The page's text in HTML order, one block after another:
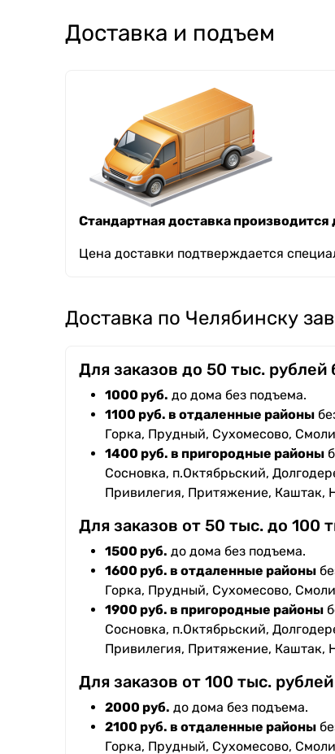
Доставка и подъем
Стандартная доставка
Цена доставки подтверждается
Доставка по Челябинску
Для заказов до 50 тыс. рублей
1000 руб. до дома без подъема.
1100 руб. в отдаленные районы
Горка, Прудный, Сухомесово,
1400 руб. в пригородные районы
Сосновка, п.Октябрьский,
Привилегия, Притяжение, Каштак,
Для заказов от 50 тыс. до 100
1500 руб. до дома без подъема.
1600 руб. в отдаленные районы
Горка, Прудный, Сухомесово,
1900 руб. в пригородные районы
Сосновка, п.Октябрьский,
Привилегия, Притяжение, Каштак,
Для заказов от 100 тыс.
2000 руб. до дома без подъема.
2100 руб. в отдаленные районы
Горка, Прудный, Сухомесово,